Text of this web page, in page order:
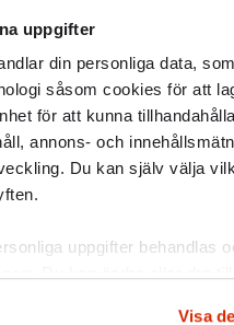
uppgifter
din personliga data,
såsom cookies för att
för att kunna
annons- och
Du kan själv välja
uppgifter behandlas
Visa
Sänk skatten
till välfärden är